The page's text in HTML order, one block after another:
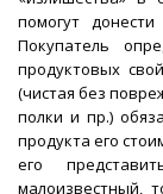
помогут
Покупатель
продуктовых
(чистая без
полки и пр.)
продукта его
его
малоизвестный,